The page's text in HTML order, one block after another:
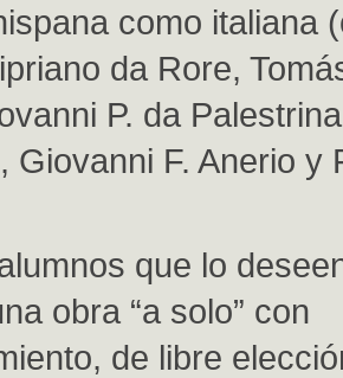
como italiana
da Rore,
P. da
Giovanni F. Anerio y
que lo
obra “a solo” con
de libre